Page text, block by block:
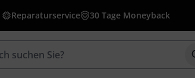
Reparaturservice 30 Tage Moneyback